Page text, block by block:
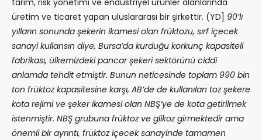
tarım, risk yönetimi ve endüstriyel ürünler alanlarında
üretim ve ticaret yapan uluslararası bir şirkettir. (YD] 90’lı
yılların sonunda şekerin ikamesi olan früktozu, sırf içecek
sanayi kullansın diye, Bursa’da kurduğu korkunç kapasiteli
fabrikası, ülkemizdeki pancar şekeri sektörünü ciddi
anlamda tehdit etmiştir. Bunun neticesinde toplam 990 bin
ton früktoz kapasitesine karşı, AB’de de kullanılan toz şekere
kota rejimi ve şeker ikamesi olan NBŞ’ye de kota getirilmek
istenmiştir. NBŞ grubuna früktoz ve glikoz girmektedir ama
önemli bir ayrıntı, früktoz içecek sanayinde tamamen